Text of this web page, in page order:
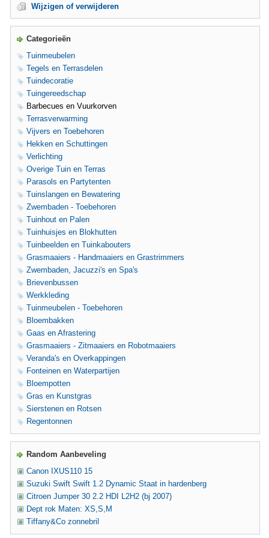
Wijzigen of verwijderen
Categorieën
Tuinmeubelen
Tegels en Terrasdelen
Tuindecoratie
Tuingereedschap
Barbecues en Vuurkorven
Terrasverwarming
Vijvers en Toebehoren
Hekken en Schuttingen
Verlichting
Overige Tuin en Terras
Parasols en Partytenten
Tuinslangen en Bewatering
Zwembaden - Toebehoren
Tuinhout en Palen
Tuinhuisjes en Blokhutten
Tuinbeelden en Tuinkabouters
Grasmaaiers - Handmaaiers en Grastrimmers
Zwembaden, Jacuzzi's en Spa's
Brievenbussen
Werkkleding
Tuinmeubelen - Toebehoren
Bloembakken
Gaas en Afrastering
Grasmaaiers - Zitmaaiers en Robotmaaiers
Veranda's en Overkappingen
Fonteinen en Waterpartijen
Bloempotten
Gras en Kunstgras
Sierstenen en Rotsen
Regentonnen
Random Aanbeveling
Canon IXUS110 15
Suzuki Swift Swift 1.2 Dynamic Staat in hardenberg
Citroen Jumper 30 2.2 HDI L2H2 (bj 2007)
Dept rok Maten: XS,S,M
Tiffany&Co zonnebril